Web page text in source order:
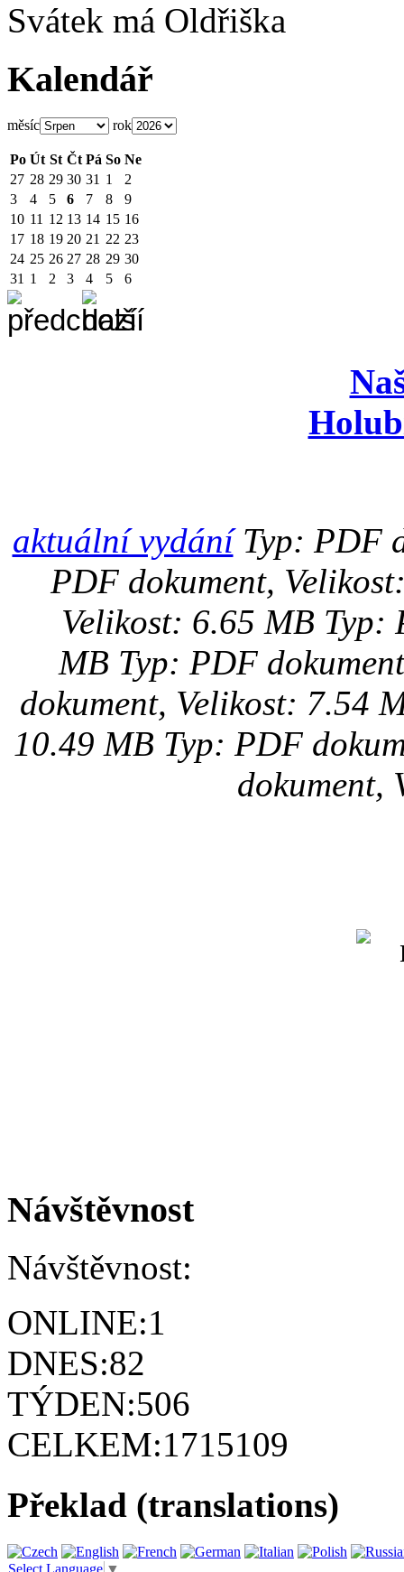
Svátek má Oldřiška
Kalendář
měsíc rok
Po Út St Čt Pá So Ne
27 28 29 30 31 1
2
3
4 5 6 7 8
9
10 11 12 13 14 15 16
17 18 19 20 21 22 23
24 25 26 27 28 29 30
31 1 2 3 4 5 6
aktuální vydáníTyp: PDF
PDF dokument,
Velikost: 6.65 MB Typ:
MB Typ: PDF
dokument, Velikost: 7.54
10.49 MB Typ: PDF
dokument,
Návštěvnost
Návštěvnost:
ONLINE:1
DNES:82
TÝDEN:506
CELKEM:1715109
Překlad (translations)